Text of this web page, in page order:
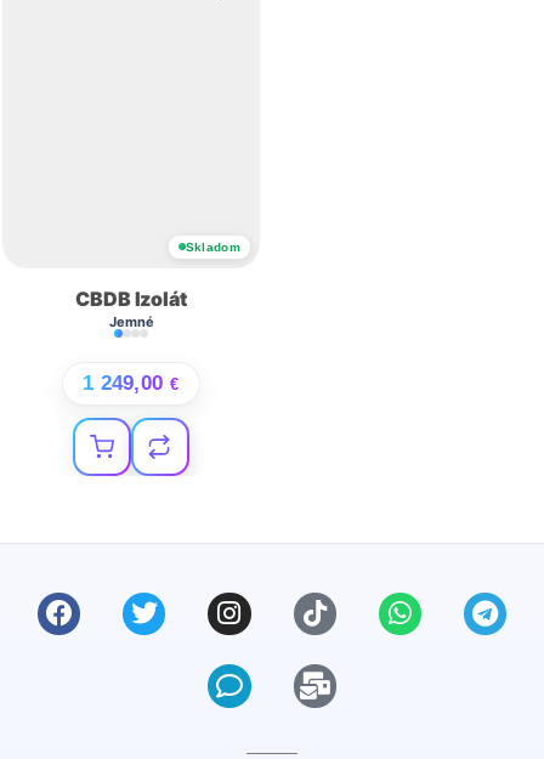
Skladom
CBDB Izolát
Jemné
1 249,00 €